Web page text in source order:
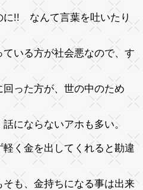
に!! なんて言葉を吐いたり
いる方が社会悪なので、す
った方が、世の中のため
話にならないアホも多い。
く金を出してくれると勘違
も、金持ちになる事は出来